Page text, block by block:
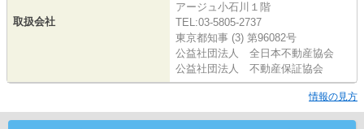
取扱会社
アージュ小石川１階
TEL:03-5805-2737
東京都知事 (3) 第96082号
公益社団法人 全日本不動産協会
公益社団法人 不動産保証協会
情報の見方